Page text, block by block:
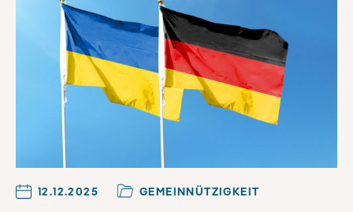
12.12.2025
GEMEINNÜTZIGKEIT